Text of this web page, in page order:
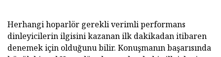
Herhangi hoparlör gerekli verimli performans
dinleyicilerin ilgisini kazanan ilk dakikadan itibaren
denemek için olduğunu bilir. Konuşmanın başarısında